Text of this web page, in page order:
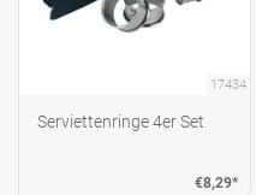
17434
Serviettenringe 4er Set
€8,29*